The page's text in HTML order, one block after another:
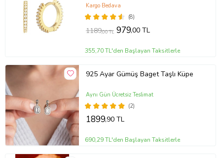
(8)
Kargo Bedava
1189,00 TL 979,00 TL
355,70 TL'den Başlayan Taksitlerle
925 Ayar Gümüş Baget Taşlı Küpe
(2)
Aynı Gün Ücretsiz Teslimat
1899,90 TL
690,29 TL'den Başlayan Taksitlerle